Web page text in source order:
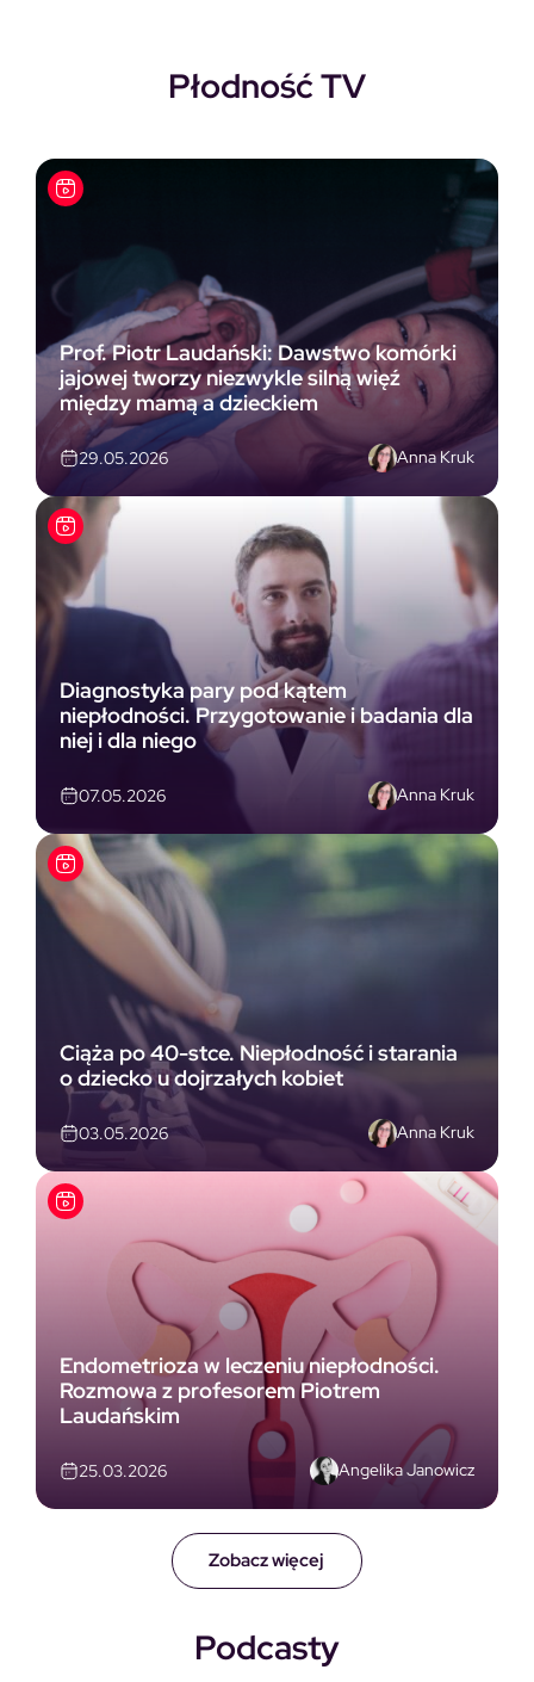
Płodność TV
Zobacz więcej
Prof. Piotr Laudański: Dawstwo komórki
jajowej tworzy niezwykle silną więź
między mamą a dzieckiem
29.05.2026 Anna Kruk
Diagnostyka pary pod kątem
niepłodności. Przygotowanie i badania dla
niej i dla niego
07.05.2026 Anna Kruk
Ciąża po 40-stce. Niepłodność i starania
o dziecko u dojrzałych kobiet
03.05.2026 Anna Kruk
Endometrioza w leczeniu niepłodności.
Rozmowa z profesorem Piotrem
Laudańskim
25.03.2026 Angelika Janowicz
Podcasty